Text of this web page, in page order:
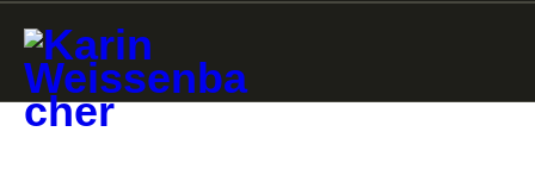
PROJEKTE
KURSE